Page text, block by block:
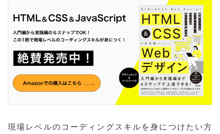
現場レベルのコーディングスキルを身につけたい方